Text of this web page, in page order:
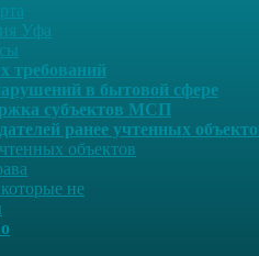
Уфа
требований
в бытовой сфере
субъектов МСП
ранее учтенных
объектов
не